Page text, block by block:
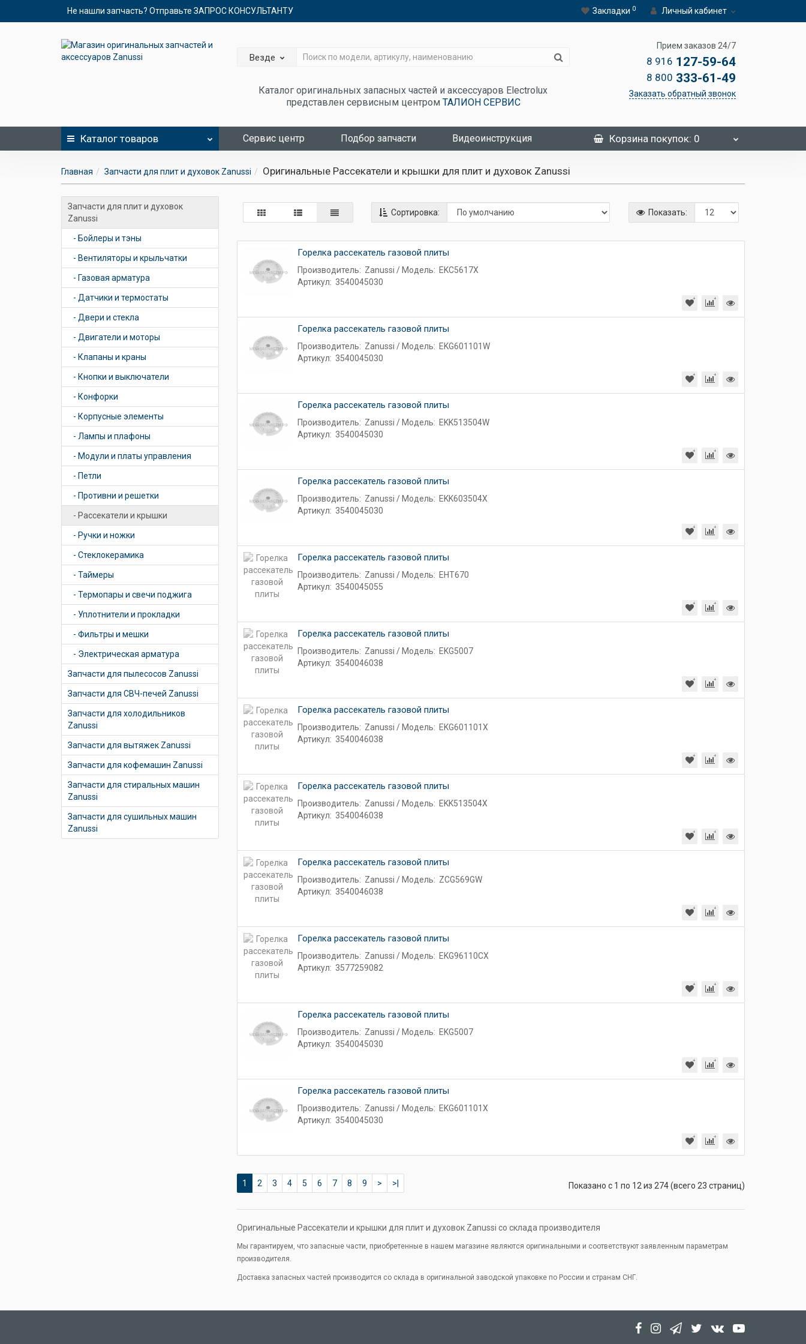
Не нашли запчасть? Отправьте ЗАПРОС КОНСУЛЬТАНТУ Закладки 0 Личный кабинет
Везде
Каталог оригинальных запасных частей и аксессуаров Electrolux
представлен сервисным центром ТАЛИОН СЕРВИС
Прием заказов 24/7
8 916 127-59-64
8 800 333-61-49
Заказать обратный звонок
Каталог товаров Сервис центр Подбор запчасти Видеоинструкция Корзинапокупок: 0
Главная Запчасти для плит и духовок Zanussi Оригинальные Рассекатели и крышки для плит и духовок Zanussi
Запчасти для плит и духовок
Zanussi
- Бойлеры и тэны
- Вентиляторы и крыльчатки
- Газовая арматура
- Датчики и термостаты
- Двери и стекла
- Двигатели и моторы
- Клапаны и краны
- Кнопки и выключатели
- Конфорки
- Корпусные элементы
- Лампы и плафоны
- Модули и платы управления
- Петли
- Противни и решетки
- Рассекатели и крышки
- Ручки и ножки
- Стеклокерамика
- Таймеры
- Термопары и свечи поджига
- Уплотнители и прокладки
- Фильтры и мешки
- Электрическая арматура
Запчасти для пылесосов Zanussi
Запчасти для СВЧ-печей Zanussi
Запчасти для холодильников
Zanussi
Запчасти для вытяжек Zanussi
Запчасти для кофемашин Zanussi
Запчасти для стиральных машин
Zanussi
Запчасти для сушильных машин
Zanussi
Сортировка: Показать:
Горелка рассекатель газовой плиты
Производитель: Zanussi Модель: EKC5617X
Артикул: 3540045030
Горелка рассекатель газовой плиты
Производитель: Zanussi Модель: EKG601101W
Артикул: 3540045030
Горелка рассекатель газовой плиты
Производитель: Zanussi Модель: EKK513504W
Артикул: 3540045030
Горелка рассекатель газовой плиты
Производитель: Zanussi Модель: EKK603504X
Артикул: 3540045030
Горелка рассекатель газовой плиты
Производитель: Zanussi Модель: EHT670
Артикул: 3540045055
Горелка рассекатель газовой плиты
Производитель: Zanussi Модель: EKG5007
Артикул: 3540046038
Горелка рассекатель газовой плиты
Производитель: Zanussi Модель: EKG601101X
Артикул: 3540046038
Горелка рассекатель газовой плиты
Производитель: Zanussi Модель: EKK513504X
Артикул: 3540046038
Горелка рассекатель газовой плиты
Производитель: Zanussi Модель: ZCG569GW
Артикул: 3540046038
Горелка рассекатель газовой плиты
Производитель: Zanussi Модель: EKG96110CX
Артикул: 3577259082
Горелка рассекатель газовой плиты
Производитель: Zanussi Модель: EKG5007
Артикул: 3540045030
Горелка рассекатель газовой плиты
Производитель: Zanussi Модель: EKG601101X
Артикул: 3540045030
1 2 3 4 5 6 7 8 9 > >| Показано с 1 по 12 из 274 (всего 23 страниц)
Оригинальные Рассекатели и крышки для плит и духовок Zanussi со склада производителя
Мы гарантируем, что запасные части, приобретенные в нашем магазине являются оригинальными и соответствуют заявленным параметрам
производителя.
Доставка запасных частей производится со склада в оригинальной заводской упаковке по России и странам СНГ.